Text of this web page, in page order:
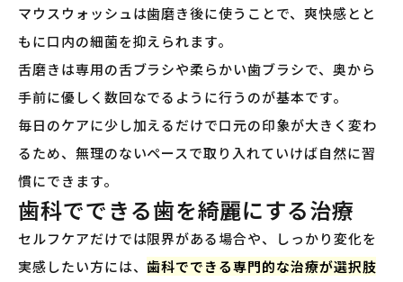
マウスウォッシュは歯磨き後に使うことで、爽快感とと
もに口内の細菌を抑えられます。
舌磨きは専用の舌ブラシや柔らかい歯ブラシで、奥から
手前に優しく数回なでるように行うのが基本です。
毎日のケアに少し加えるだけで口元の印象が大きく変わ
るため、無理のないペースで取り入れていけば自然に習
慣にできます。
歯科でできる歯を綺麗にする治療
セルフケアだけでは限界がある場合や、しっかり変化を
実感したい方には、歯科でできる専門的な治療が選択肢